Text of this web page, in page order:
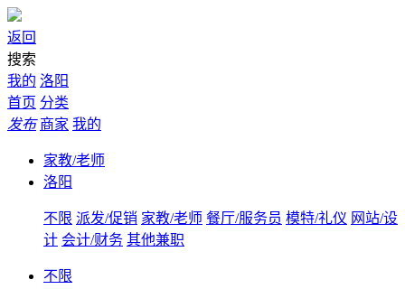
返回
搜索
我的 洛阳
首页 分类
发布 商家 我的
家教/老师
洛阳
不限 派发/促销 家教/老师 餐厅/服务员 模特/礼仪 网站/设
计 会计/财务 其他兼职
不限